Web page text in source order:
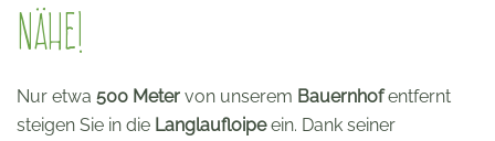
Nähe!
Nur etwa 500 Meter von unserem Bauernhofentfernt
steigen Sie in die Langlaufloipeein. Dank seiner